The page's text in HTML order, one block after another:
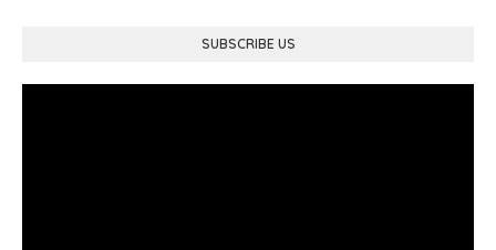
SUBSCRIBE US